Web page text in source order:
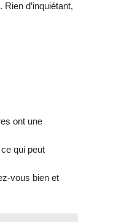
d’inquiétant,
ont une
qui peut
vous bien et